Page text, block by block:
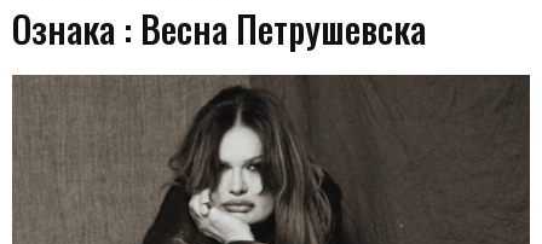
Ознака : Весна Петрушевска